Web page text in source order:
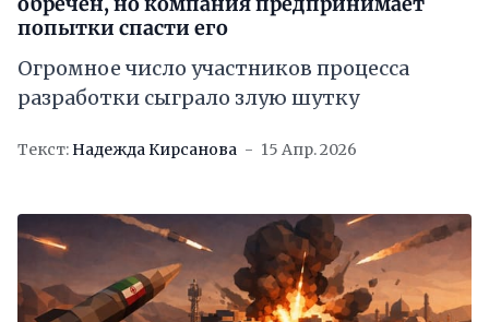
попытки спасти его
Огромное число участников процесса
разработки сыграло злую шутку
Текст: Надежда Кирсанова 15 Апр. 2026